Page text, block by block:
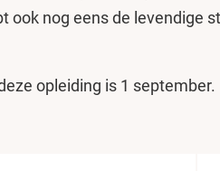
ook nog eens de levendige
opleiding is 1 september.